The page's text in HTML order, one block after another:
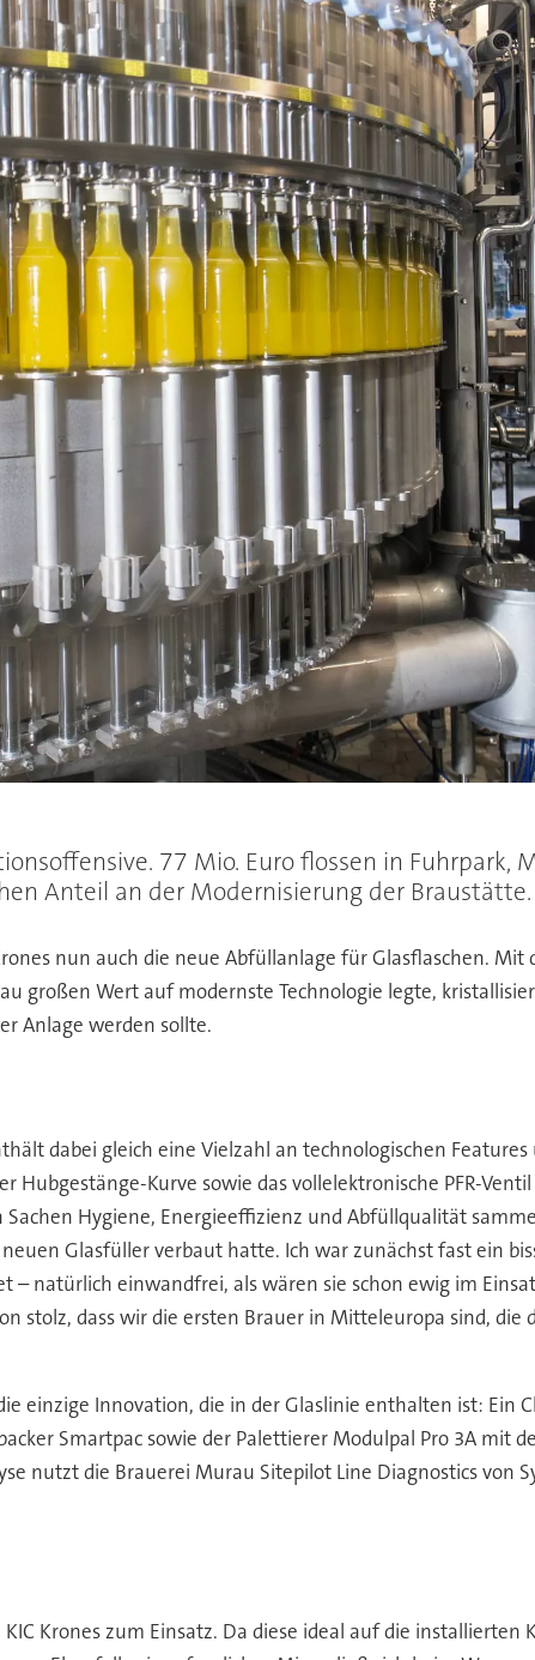
77 Mio. Euro flossen in Fuhrpark,
Anteil an der Modernisierung der Braustätte.
nun auch die neue Abfüllanlage für Glasflaschen. Mit
großen Wert auf modernste Technologie legte,
Anlage werden sollte.
dabei gleich eine Vielzahl an technologischen Features
Kurve sowie das vollelektronische PFR-
Hygiene, Energieeffizienz und Abfüllqualität
Glasfüller verbaut hatte. Ich war zunächst fast ein
natürlich einwandfrei, als wären sie schon ewig im
stolz, dass wir die ersten Brauer in Mitteleuropa sind, die
einzige Innovation, die in der Glaslinie enthalten ist: Ein
Smartpac sowie der Palettierer Modulpal Pro 3A mit
nutzt die Brauerei Murau Sitepilot Line Diagnostics von
Krones zum Einsatz. Da diese ideal auf die installierten